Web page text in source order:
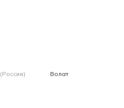
(Россия) Волат